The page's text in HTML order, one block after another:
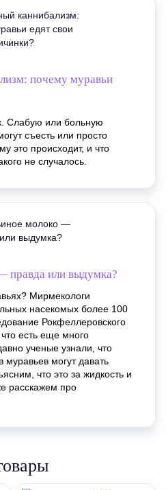
почему муравьи
Слабую или больную
съесть или просто
это происходит, и что
не случалось.
правда или выдумка?
Мирмекологи
насекомых более 100
Рокфеллеровского
есть еще много
ученые узнали, что
муравьев могут давать
что это за жидкость и
расскажем про